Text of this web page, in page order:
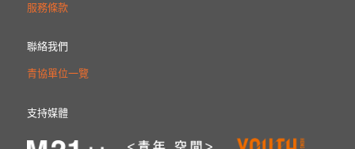
服務條款
聯絡我們
青協單位一覽
支持媒體